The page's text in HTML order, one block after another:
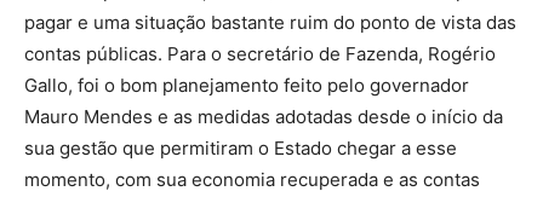
pagar e uma situação bastante ruim do ponto de vista das
contas públicas. Para o secretário de Fazenda, Rogério
Gallo, foi o bom planejamento feito pelo governador
Mauro Mendes e as medidas adotadas desde o início da
sua gestão que permitiram o Estado chegar a esse
momento, com sua economia recuperada e as contas